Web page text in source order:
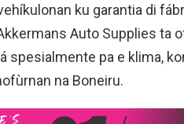
ku garantia di
Auto Supplies ta
spesialmente pa e klima,
na Boneiru.